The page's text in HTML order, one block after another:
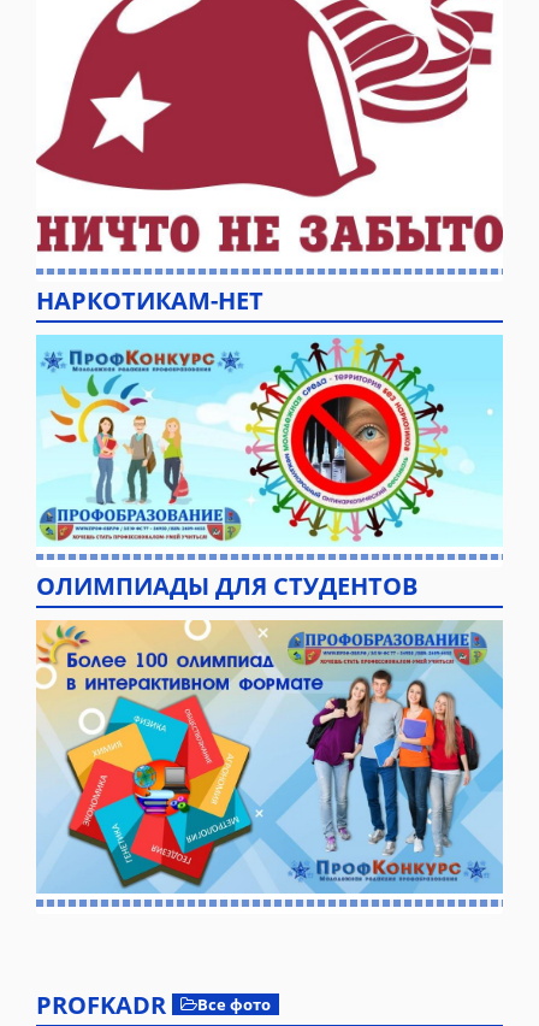
НАРКОТИКАМ-НЕТ
ОЛИМПИАДЫ ДЛЯ СТУДЕНТОВ
PROFKADR Все фото